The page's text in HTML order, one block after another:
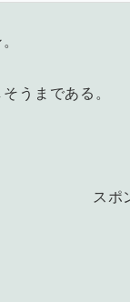
うまである。
スポ